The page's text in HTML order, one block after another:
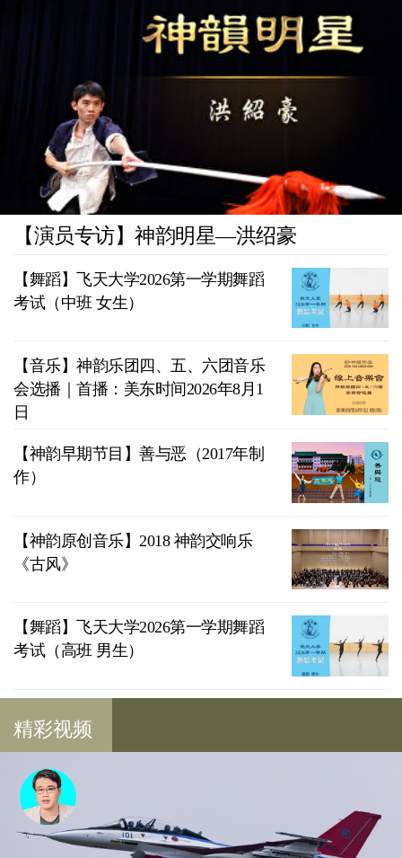
【演员专访】神韵明星—洪绍豪
【舞蹈】飞天大学2026第一学期舞蹈
考试（中班 女生）
【音乐】神韵乐团四、五、六团音乐
会选播｜首播：美东时间2026年8月1
日
【神韵早期节目】善与恶（2017年制
作）
【神韵原创音乐】2018 神韵交响乐
《古风》
【舞蹈】飞天大学2026第一学期舞蹈
考试（高班 男生）
精彩视频